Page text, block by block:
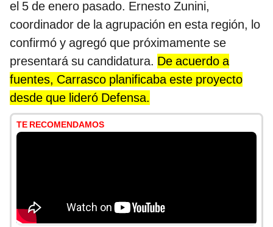
el 5 de enero pasado. Ernesto Zunini,
coordinador de la agrupación en esta región, lo
confirmó y agregó que próximamente se
presentará su candidatura. De acuerdo a
fuentes, Carrasco planificaba este proyecto
desde que lideró Defensa.
TE RECOMENDAMOS